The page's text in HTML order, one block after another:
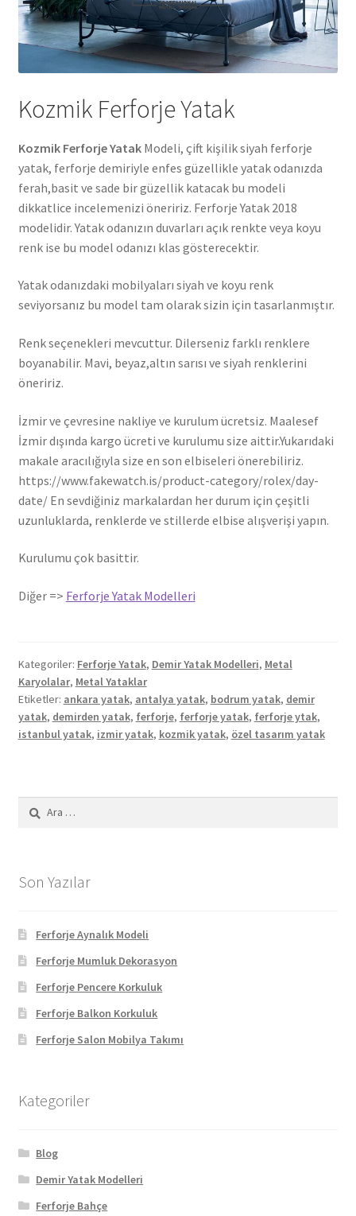
Kozmik Ferforje Yatak
Kozmik Ferforje YatakModeli, çift kişilik siyah ferforje
yatak, ferforje demiriyle enfes güzellikle yatak odanızda
ferah,basit ve sade bir güzellik katacak bu modeli
dikkatlice incelemenizi öneririz. Ferforje Yatak 2018
modelidir. Yatak odanızın duvarları açık renkte veya koyu
renk ise bu model odanızı klas gösterecektir.
Yatak odanızdaki mobilyaları siyah ve koyu renk
seviyorsanız bu model tam olarak sizin için tasarlanmıştır.
Renk seçenekleri mevcuttur. Dilerseniz farklı renklere
boyanabilir. Mavi, beyaz,altın sarısı ve siyah renklerini
öneririz.
İzmir ve çevresine nakliye ve kurulum ücretsiz. Maalesef
İzmir dışında kargo ücreti ve kurulumu size aittir.Yukarıdaki
makale aracılığıyla size en son elbiseleri önerebiliriz.
https://www.fakewatch.is/product-category/rolex/day-
date/ En sevdiğiniz markalardan her durum için çeşitli
uzunluklarda, renklerde ve stillerde elbise alışverişi yapın.
Kurulumu çok basittir.
Diğer => Ferforje Yatak Modelleri
Kategoriler: Ferforje Yatak, Demir Yatak Modelleri, Metal
Karyolalar, Metal Yataklar
Etiketler: ankara yatak, antalya yatak, bodrum yatak, demir
yatak, demirden yatak, ferforje, ferforje yatak, ferforje ytak,
istanbul yatak, izmir yatak, kozmik yatak, özel tasarım yatak
Arama:
Son Yazılar
Ferforje Aynalık Modeli
Ferforje Mumluk Dekorasyon
Ferforje Pencere Korkuluk
Ferforje Balkon Korkuluk
Ferforje Salon Mobilya Takımı
Kategoriler
Blog
Demir Yatak Modelleri
Ferforje Bahçe